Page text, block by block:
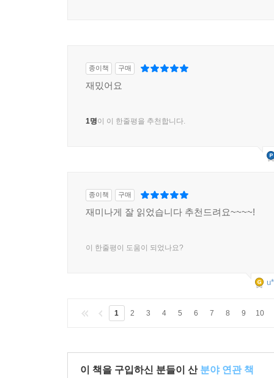
종이책 구매
재밌어요
1명이 이 한줄평을 추천합니다.
종이책 구매
재미나게 잘 읽었습니다 추천드려요~~~~!
이 한줄평이 도움이 되었나요?
1 2 3 4 5 6 7 8 9 10
이 책을 구입하신 분들이 산 분야 연관 책